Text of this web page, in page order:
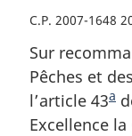
C.P. 2007-1648
Sur
Pêches et
l’article 43N
o
a
Excellence